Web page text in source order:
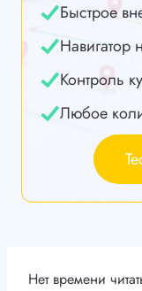
Быстрое
Навигатор
Контроль
Любое
Нет времени